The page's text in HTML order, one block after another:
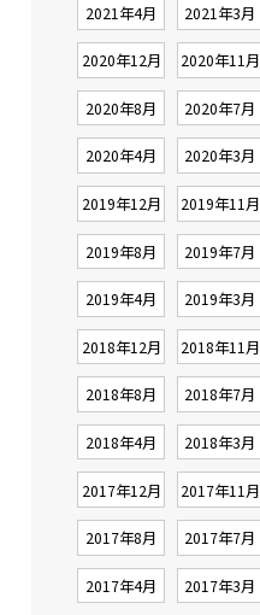
2021年4月 2021年3月
2020年12月 2020年11月
2020年8月 2020年7月
2020年4月 2020年3月
2019年12月 2019年11月
2019年8月 2019年7月
2019年4月 2019年3月
2018年12月 2018年11月
2018年8月 2018年7月
2018年4月 2018年3月
2017年12月 2017年11月
2017年8月 2017年7月
2017年4月 2017年3月